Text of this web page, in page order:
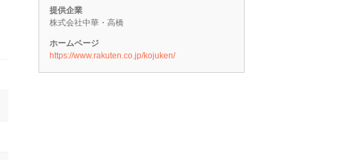
提供企業
株式会社中華・高橋
ホームページ
https://www.rakuten.co.jp/kojuken/